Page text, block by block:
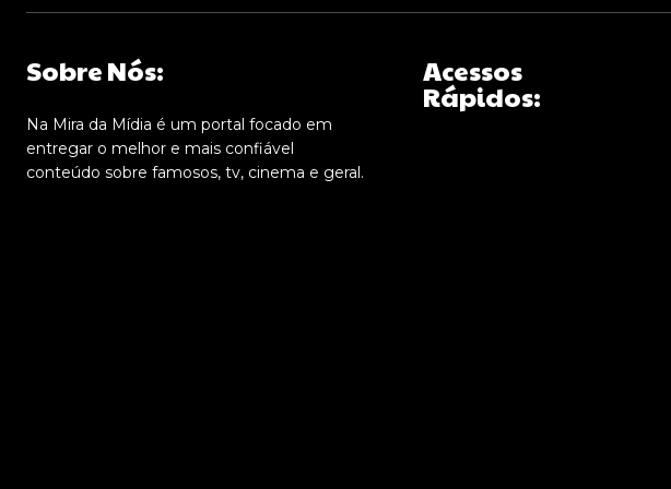
Sobre Nós:
Na Mira da Mídia é um portal focado em
entregar o melhor e mais confiável
conteúdo sobre famosos, tv, cinema e geral.
Acessos
Rápidos: